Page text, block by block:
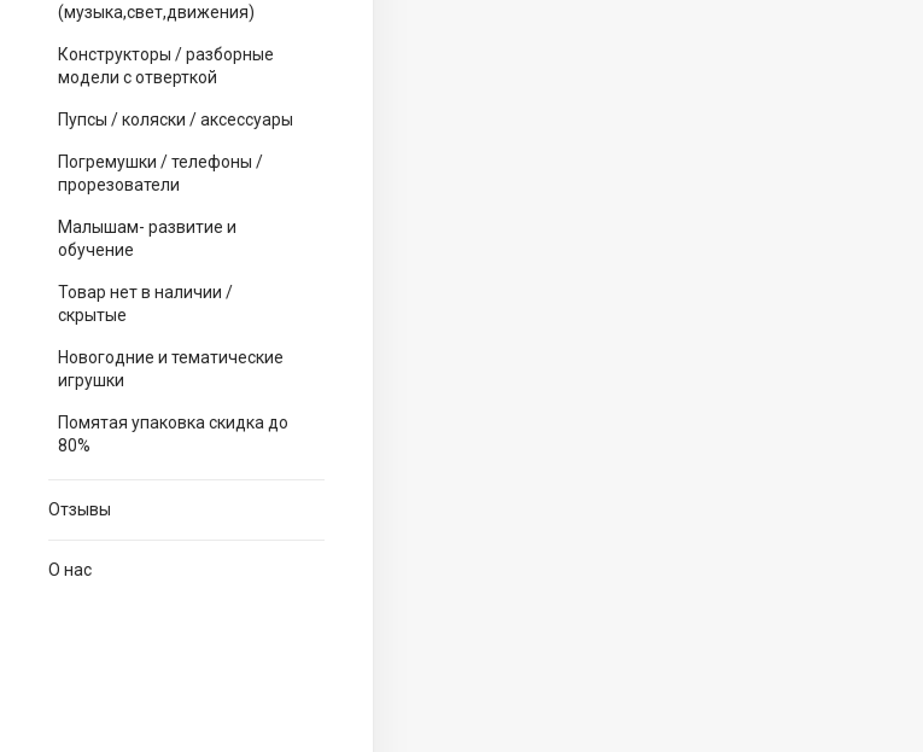
(музыка,свет,движения)
Конструкторы / разборные
модели с отверткой
Пупсы / коляски / аксессуары
Погремушки / телефоны /
прорезователи
Малышам- развитие и
обучение
Товар нет в наличии /
скрытые
Новогодние и тематические
игрушки
Помятая упаковка скидка до
80%
Отзывы
О нас